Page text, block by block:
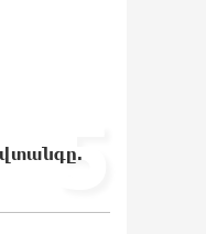
և
ու
7-08-2026
5
վտանգը.